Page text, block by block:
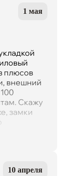
1 мая
плюсов
внешний
Скажу
замки
тряпки
был
10 апреля